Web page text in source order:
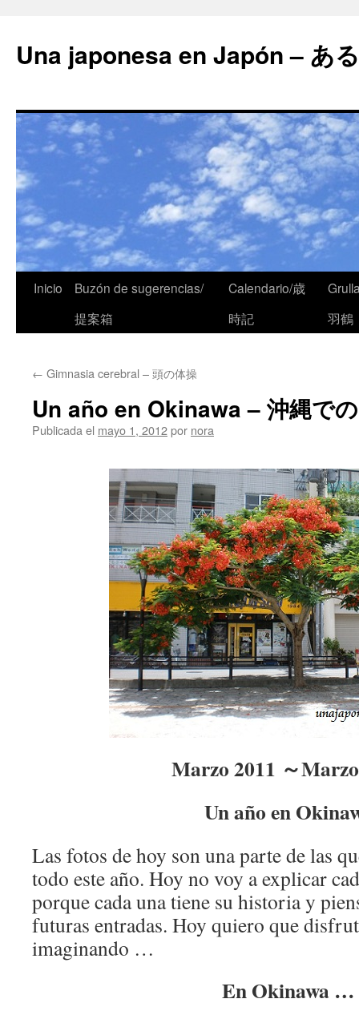
Una japonesa en Japón – あ
Inicio
Buzón de sugerencias/
提案箱
Calendario/歳
時記
羽鶴
← Gimnasia cerebral – 頭の体操
Un año en Okinawa – 沖縄で
Publicada el mayo 1, 2012por nora
Marzo 2011 ～
Un año en
Las fotos de hoy son una parte de las
todo este año. Hoy no voy a explicar
porque cada una tiene su historia y
futuras entradas. Hoy quiero que
imaginando …
En Okinawa …